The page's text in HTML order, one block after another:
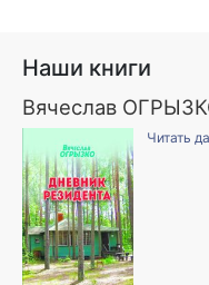
Наши книги
Вячеслав
Читать